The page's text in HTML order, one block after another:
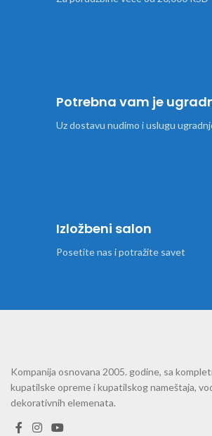
Potrebna vam je
Uz dostavu nudimo i uslugu
Izložbeni salon
Posetite nas i potražite savet
Kompanija osnovana 2005. godine, sa
kupatilske opreme i kupatilskog nameštaja,
dekorativnih elemenata.